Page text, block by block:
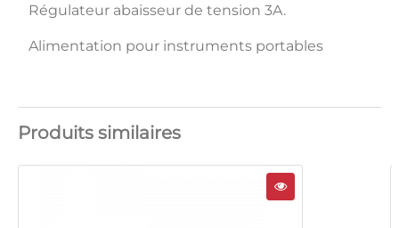
Régulateur abaisseur de tension 3A.
Alimentation pour instruments portables
Produits similaires